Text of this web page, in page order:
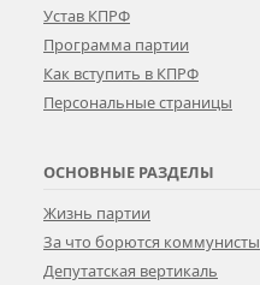
Устав КПРФ
Программа партии
Как вступить в КПРФ
Персональные страницы
ОСНОВНЫЕ РАЗДЕЛЫ
Жизнь партии
За что борются коммунисты
Депутатская вертикаль